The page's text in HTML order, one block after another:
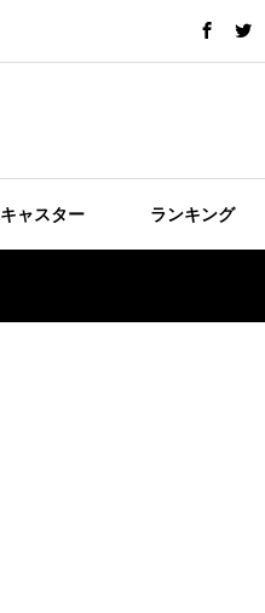
キャスター ランキング